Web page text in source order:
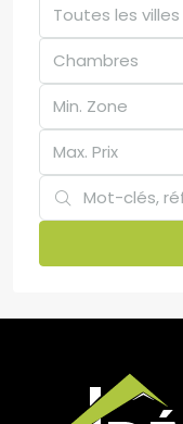
Toutes les villes
Chambres
Max. Prix